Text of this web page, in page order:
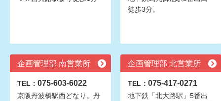
徒歩3分。
企画管理部 南営業所
TEL： 075-603-6022
京阪丹波橋駅西どなり。丹
企画管理部 北営業所
TEL： 075-417-0271
地下鉄「北大路駅」5番出